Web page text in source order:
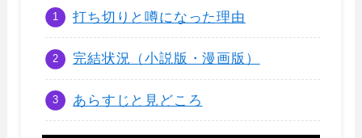
打ち切りと噂になった理由
完結状況（小説版・漫画版）
あらすじと見どころ